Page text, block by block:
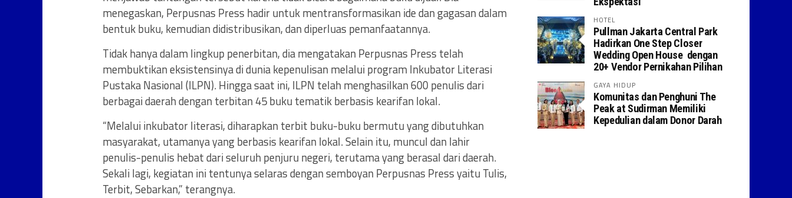
menegaskan, Perpusnas Press hadir untuk mentransformasikan ide dan gagasan dalam
bentuk buku, kemudian didistribusikan, dan diperluas pemanfaatannya.
Tidak hanya dalam lingkup penerbitan, dia mengatakan Perpusnas Press telah
membuktikan eksistensinya di dunia kepenulisan melalui program Inkubator Literasi
Pustaka Nasional (ILPN). Hingga saat ini, ILPN telah menghasilkan 600 penulis dari
berbagai daerah dengan terbitan 45 buku tematik berbasis kearifan lokal.
“Melalui inkubator literasi, diharapkan terbit buku-buku bermutu yang dibutuhkan
masyarakat, utamanya yang berbasis kearifan lokal. Selain itu, muncul dan lahir
penulis-penulis hebat dari seluruh penjuru negeri, terutama yang berasal dari daerah.
Sekali lagi, kegiatan ini tentunya selaras dengan semboyan Perpusnas Press yaitu Tulis,
Terbit, Sebarkan,” terangnya.
HOTEL
Pullman Jakarta Central Park
Hadirkan One Step Closer
Wedding Open House dengan
20+ Vendor Pernikahan Pilihan
GAYA HIDUP
Komunitas dan Penghuni The
Peak at Sudirman Memiliki
Kepedulian dalam Donor Darah